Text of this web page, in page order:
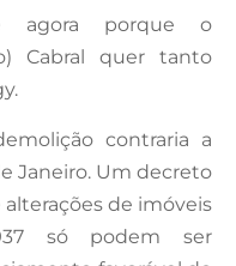
agora porque o
Cabral quer tanto
contraria a
Janeiro. Um decreto
de imóveis
só podem ser